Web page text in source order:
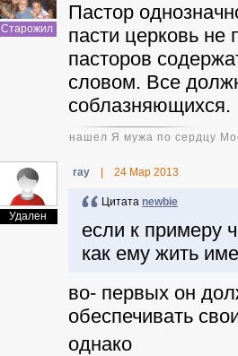
Старожил
Пастор
пасти церковь не
пасторов
словом. Все
соблазняющихся.
нашел Я мужа по сердцу
Удален
ray 24 Мар 2013
Цитата newbie
если к примеру
как ему жить
во- первых он
обеспечивать
однако